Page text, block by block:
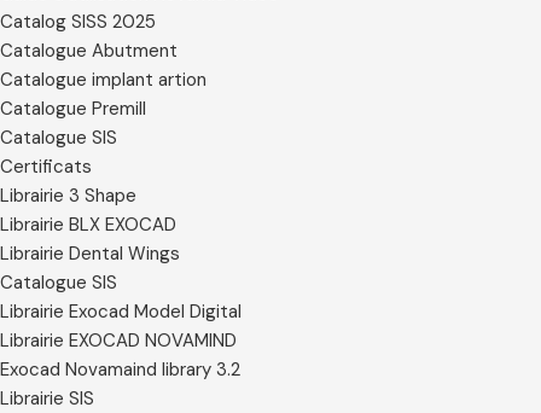
Catalog SISS 2025
Catalogue Abutment
Catalogue implant artion
Catalogue Premill
Catalogue SIS
Certificats
Librairie 3 Shape
Librairie BLX EXOCAD
Librairie Dental Wings
Catalogue SIS
Librairie Exocad Model Digital
Librairie EXOCAD NOVAMIND
Exocad Novamaind library 3.2
Librairie SIS